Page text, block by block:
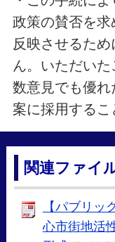
政策の賛否を
反映させるた
ん。いただい
数意見でも優
案に採用するこ
関連ファイ
【パブリッ
心市街地活